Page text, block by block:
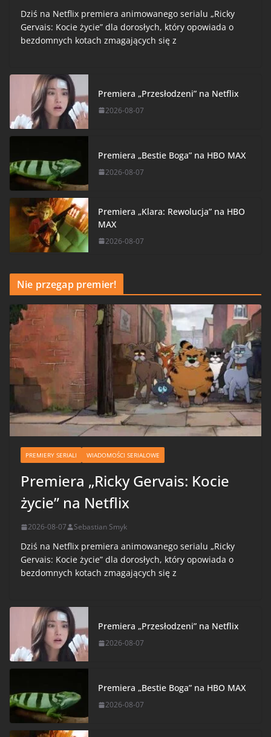
Dziś na Netflix premiera animowanego serialu „Ricky
Gervais: Kocie życie” dla dorosłych, który opowiada o
bezdomnych kotach zmagających się z
Premiera „Przesłodzeni” na Netflix
2026-08-07
Premiera „Bestie Boga” na HBO MAX
2026-08-07
Premiera „Klara: Rewolucja” na HBO
MAX
2026-08-07
Nie przegap premier!
PREMIERY SERIALI WIADOMOŚCI SERIALOWE
Premiera „Ricky Gervais: Kocie
życie” na Netflix
2026-08-07 Sebastian Smyk
Dziś na Netflix premiera animowanego serialu „Ricky
Gervais: Kocie życie” dla dorosłych, który opowiada o
bezdomnych kotach zmagających się z
Premiera „Przesłodzeni” na Netflix
2026-08-07
Premiera „Bestie Boga” na HBO MAX
2026-08-07